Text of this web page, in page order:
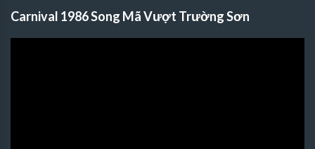
Carnival 1986 Song Mã Vượt Trường Sơn